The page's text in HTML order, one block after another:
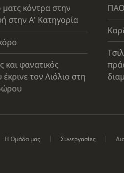
κόντρα στην
στην Α' Κατηγορία
και φανατικός
τον Λιόλιο στη
Η Ομάδα μας Συνεργασίες